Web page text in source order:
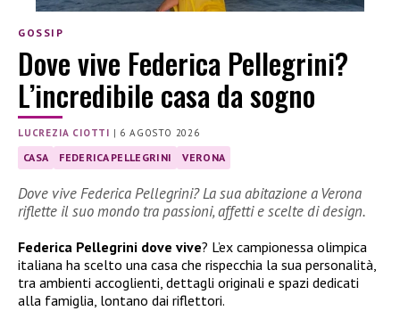
GOSSIP
Dove vive Federica Pellegrini?
L’incredibile casa da sogno
LUCREZIA CIOTTI | 6 AGOSTO 2026
CASA FEDERICA PELLEGRINI VERONA
Dove vive Federica Pellegrini? La sua abitazione a Verona
riflette il suo mondo tra passioni, affetti e scelte di design.
Federica Pellegrini dove vive? L’ex campionessa olimpica
italiana ha scelto una casa che rispecchia la sua personalità,
tra ambienti accoglienti, dettagli originali e spazi dedicati
alla famiglia, lontano dai riflettori.